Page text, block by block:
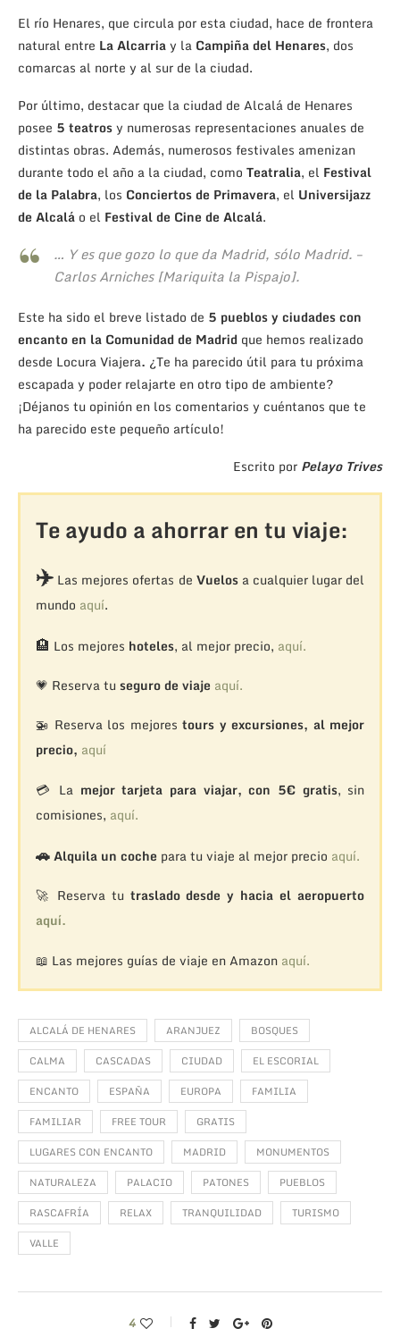
El río Henares, que circula por esta ciudad, hace de frontera
natural entre LaAlcarriay la Campiñadel Henares, dos
comarcas al norte y al sur de la ciudad.
Por último, destacar que la ciudad de Alcalá de Henares
posee 5 teatrosy numerosas representaciones anuales de
distintas obras. Además, numerosos festivales amenizan
durante todo el año a la ciudad, como Teatralia, el Festival
de la Palabra, los Conciertos de Primavera, el Universijazz
de Alcalá o el Festival de Cine de Alcalá.
… Y es que gozo lo que da Madrid, sólo Madrid. –
Carlos Arniches [Mariquita la Pispajo].
Este ha sido el breve listado de 5 pueblos y ciudades con
encanto en la Comunidad de Madrid que hemos realizado
desde Locura Viajera. ¿Te ha parecido útil para tu próxima
escapada y poder relajarte en otro tipo de ambiente?
¡Déjanos tu opinión en los comentarios y cuéntanos que te
ha parecido este pequeño artículo!
Escrito por Pelayo Trives
Te ayudo a ahorrar en tu viaje:
✈️Las mejores ofertas de Vuelosa cualquier lugar del
mundo aquí.
🏨 Los mejores hoteles, al mejor precio, aquí.
💗 Reserva tu seguro de viaje aquí.
🚁 Reserva los mejorestours y excursiones, al mejor
precio, aquí
💳 La mejor tarjeta para viajar, con 5€ gratis, sin
comisiones, aquí.
🚗Alquila un coche para tu viaje al mejor precio aquí.
🚀 Reserva tu traslado desde y hacia el aeropuerto
aquí.
📖 Las mejores guías de viaje en Amazon aquí.
ALCALÁ DE HENARES ARANJUEZ
BOSQUES
CALMA
CASCADAS CIUDAD
EL ESCORIAL
ENCANTO
ESPAÑA EUROPA
FAMILIA
FAMILIAR
FREE TOUR
GRATIS
LUGARES CON ENCANTO
MADRID
MONUMENTOS
NATURALEZA
PALACIO PATONES
PUEBLOS
RASCAFRÍA
RELAX TRANQUILIDAD
TURISMO
VALLE
4